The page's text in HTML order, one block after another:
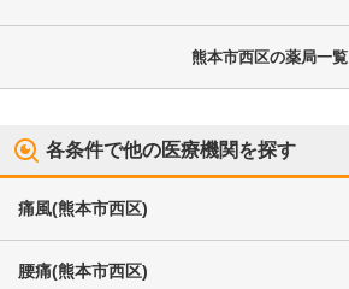
熊本市西区の薬局一覧
各条件で他の医療機関を探す
痛風(熊本市西区)
腰痛(熊本市西区)